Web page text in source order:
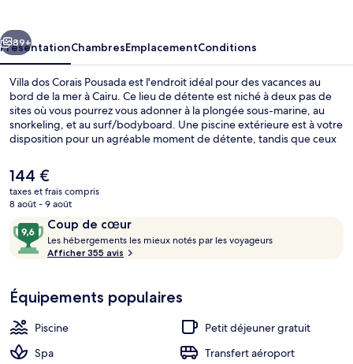
Suivant
89+
PrésentationChambresEmplacementConditions
Villa dos Corais Pousada est l'endroit idéal pour des vacances au
bord de la mer à Cairu. Ce lieu de détente est niché à deux pas de
sites où vous pourrez vous adonner à la plongée sous-marine, au
snorkeling, et au surf/bodyboard. Une piscine extérieure est à votre
disposition pour un agréable moment de détente, tandis que ceux
par le spa. L'établissement Restaurant dos Corais sert des spécialités
Cuisine méditerranéenne tandis que le bar/salon vous invite à siroter
des boissons rafraîchissantes. Parmi les autres petits avantages de
cet hébergement figurent un bar en bord de piscine, une salle de
fitness, et un court de tennis extérieur. Les autres voyageurs ne
disent que du bien en ce qui concerne le personnel attentionné.
Le
prix
actuel
de
144 €.
144 €
taxes et frais compris
8 août - 9 août
Avis
voyageurs
Coup de cœur
9,6
sur
10,
cœur
Les hébergements les mieux notés par les voyageurs
b
e
r
Afficher 355 avis
Équipements populaires
Piscine
Petit déjeuner gratuit
Spa
Transfert aéroport